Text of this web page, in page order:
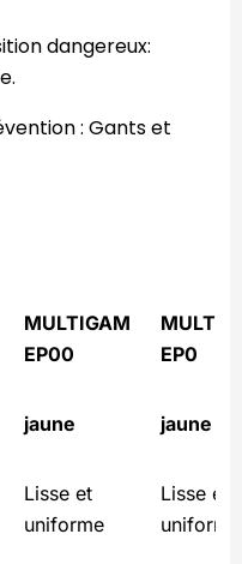
dangereux:
: Gants et
MULTIGAM
EP00
EP0
jaune jaune
Lisse et
uniforme
Lisse et
uniforme